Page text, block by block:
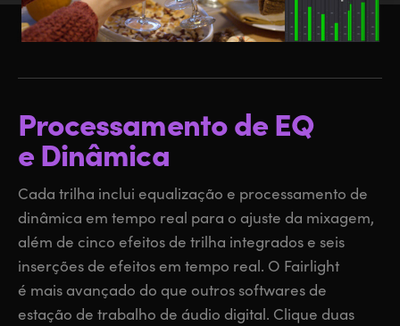
Processamentode EQ
e Dinâmica
Cada trilha inclui equalização e processamento de
dinâmica em tempo real para o ajuste da mixagem,
além de cinco efeitos de trilha integrados e seis
inserções de efeitos em tempo real. O Fairlight
é mais avançado do que outros softwares de
estação de trabalho de áudio digital. Clique duas